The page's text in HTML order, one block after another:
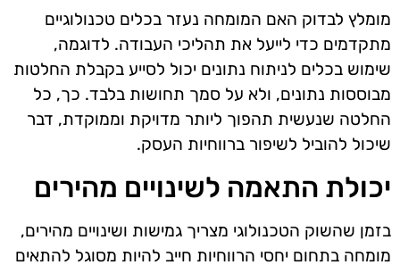
מומלץ לבדוק האם המומחה נעזר בכלים טכנולוגיים
מתקדמים כדי לייעל את תהליכי העבודה. לדוגמה,
שימוש בכלים לניתוח נתונים יכול לסייע בקבלת החלטות
מבוססות נתונים, ולא על סמך תחושות בלבד. כך, כל
החלטה שנעשית תהפוך ליותר מדויקת וממוקדת, דבר
שיכול להוביל לשיפור ברווחיות העסק.
יכולת התאמה לשינויים מהירים
בזמן שהשוק הטכנולוגי מצריך גמישות ושינויים מהירים,
מומחה בתחום יחסי הרווחיות חייב להיות מסוגל להתאים